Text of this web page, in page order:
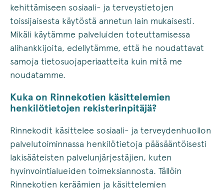
kehittämiseen sosiaali- ja terveystietojen
toissijaisesta käytöstä annetun lain mukaisesti.
Mikäli käytämme palveluiden toteuttamisessa
alihankkijoita, edellytämme, että he noudattavat
samoja tietosuojaperiaatteita kuin mitä me
noudatamme.
Kuka on Rinnekotien käsittelemien
henkilötietojen rekisterinpitäjä?
Rinnekodit käsittelee sosiaali- ja terveydenhuollon
palvelutoiminnassa henkilötietoja pääsääntöisesti
lakisääteisten palvelunjärjestäjien, kuten
hyvinvointialueiden toimeksiannosta. Tällöin
Rinnekotien keräämien ja käsittelemien